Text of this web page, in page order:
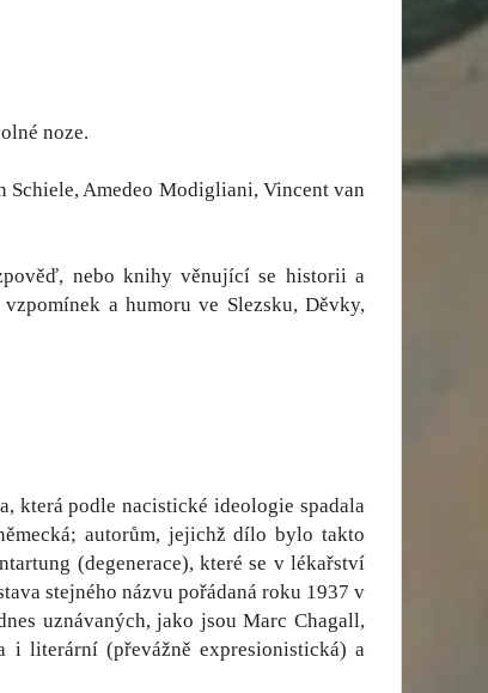
noze.
Amedeo Modigliani, Vincent van
nebo knihy věnující se historii a
a humoru ve Slezsku, Děvky,
která podle nacistické ideologie spadala
autorům, jejichž dílo bylo takto
(degenerace), které se v lékařství
stejného názvu pořádaná roku 1937 v
uznávaných, jako jsou Marc Chagall,
i literární (převážně expresionistická) a